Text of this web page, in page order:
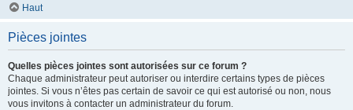
Haut
Pièces jointes
Quelles pièces jointes sont autorisées sur ce forum ?
Chaque administrateur peut autoriser ou interdire certains types de pièces
jointes. Si vous n’êtes pas certain de savoir ce qui est autorisé ou non, nous
vous invitons à contacter un administrateur du forum.